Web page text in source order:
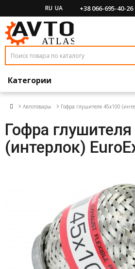
RU UA +38 066-695-40-26
Категории
Автотовары Гофра глушителя 45x100
Гофра
(интерлок)